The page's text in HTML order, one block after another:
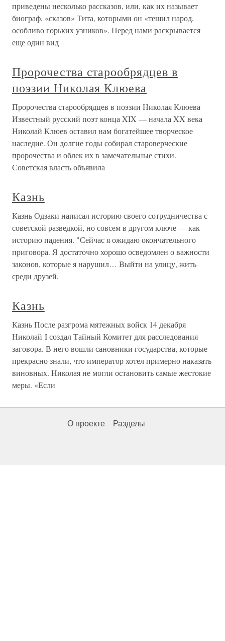
приведены несколько рассказов, или, как их называет
биограф, «сказов» Тита, которыми он «тешил народ,
особливо горьких узников». Перед нами раскрывается
еще один вид
Пророчества старообрядцев в
поэзии Николая Клюева
Пророчества старообрядцев в поэзии Николая Клюева
Известный русский поэт конца XIX — начала XX века
Николай Клюев оставил нам богатейшее творческое
наследие. Он долгие годы собирал староверческие
пророчества и облек их в замечательные стихи.
Советская власть объявила
Казнь
Казнь Одзаки написал историю своего сотрудничества с
советской разведкой, но совсем в другом ключе — как
историю падения. "Сейчас я ожидаю окончательного
приговора. Я достаточно хорошо осведомлен о важности
законов, которые я нарушил… Выйти на улицу, жить
среди друзей,
Казнь
Казнь После разгрома мятежных войск 14 декабря
Николай I создал Тайный Комитет для расследования
заговора. В него вошли сановники государства, которые
прекрасно знали, что император хотел примерно наказать
виновных. Николая не могли остановить самые жестокие
меры. «Если
О проекте Разделы